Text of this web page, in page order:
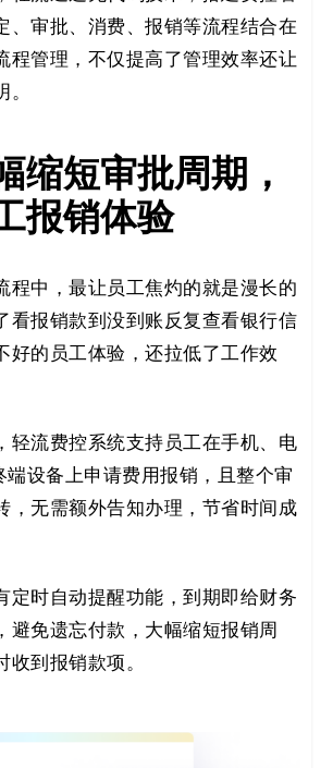
、审批、消费、报销等流程结合在
程管理，不仅提高了管理效率还让
缩短审批周期，
报销体验
程中，最让员工焦灼的就是漫长的
看报销款到没到账反复查看银行信
好的员工体验，还拉低了工作效
轻流费控系统支持员工在手机、电
端设备上申请费用报销，且整个审
，无需额外告知办理，节省时间成
定时自动提醒功能，到期即给财务
避免遗忘付款，大幅缩短报销周
收到报销款项。